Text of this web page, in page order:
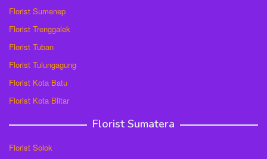
Florist Sumenep
Florist Trenggalek
Florist Tuban
Florist Tulungagung
Florist Kota Batu
Florist Kota Blitar
Florist Sumatera
Florist Solok